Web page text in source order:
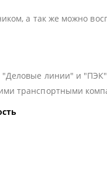
а так же можно
линии" и
транспортными